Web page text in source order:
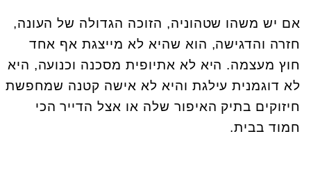
אם יש משהו שטהוניה, הזוכה הגדולה של העונה,
חזרה והדגישה, הוא שהיא לא מייצגת אף אחד
חוץ מעצמה. היא לא אתיופית מסכנה וכנועה, היא
לא דוגמנית עילגת והיא לא אישה קטנה שמחפשת
חיזוקים בתיק האיפור שלה או אצל הדייר הכי
חמוד בבית.